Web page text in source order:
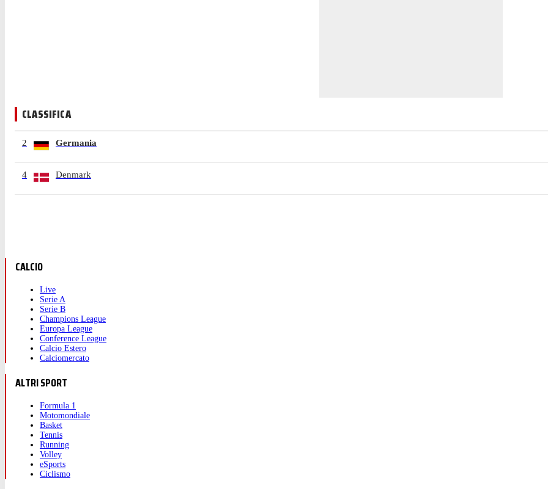
CLASSIFICA
2 Germania
4 Denmark
CALCIO
Live
Serie A
Serie B
Champions League
Europa League
Conference League
Calcio Estero
Calciomercato
ALTRI SPORT
Formula 1
Motomondiale
Basket
Tennis
Running
Volley
eSports
Ciclismo